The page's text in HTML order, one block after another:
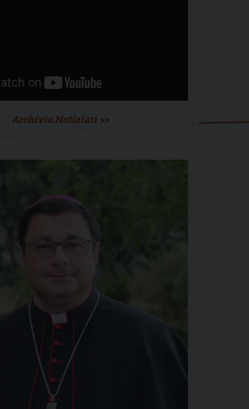
Archivio Notiziari >>